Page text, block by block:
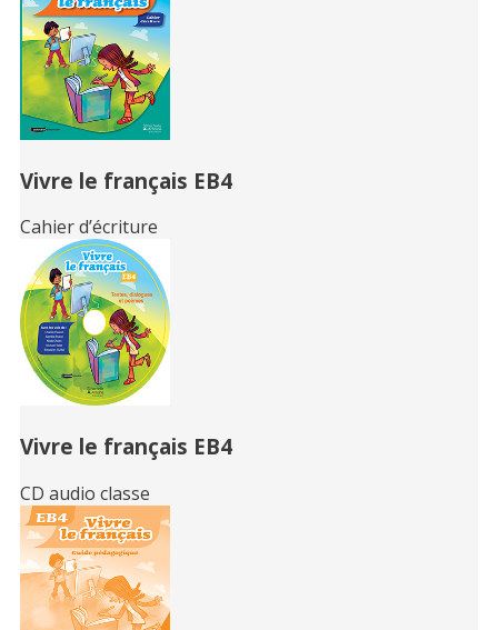
Vivre le français EB4
Cahier d’écriture
Vivre le français EB4
CD audio classe